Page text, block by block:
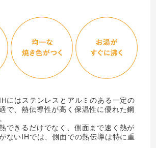
にはステンレスとアルミのある一定の
で、熱伝導性が高く保温性に優れた鋼
できるだけでなく、側面まで速く熱が
ないIHでは、側面での熱伝導は特に重